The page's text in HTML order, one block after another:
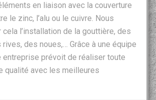
en liaison avec la couverture
le zinc, l’alu ou le cuivre. Nous
l’installation de la gouttière, des
rives, des noues,… Grâce à une équipe
entreprise prévoit de réaliser toute
qualité avec les meilleures